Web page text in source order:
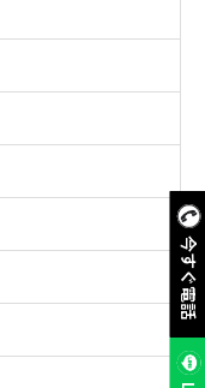
今すぐ電話